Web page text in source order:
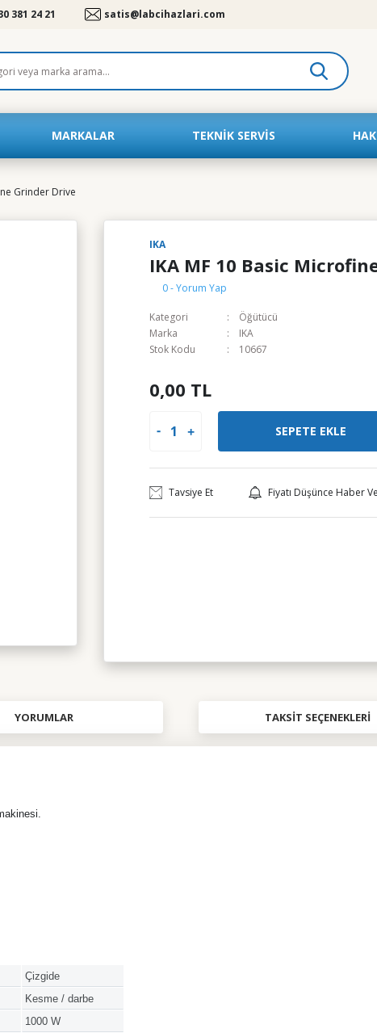
381 24 21 satis@labcihazlari.com
MARKALAR TEKNIK SERVIS
Grinder Drive
IKA
IKA MF 10 Basic
0 - Yorum Yap
Kategori
Öğütücü
Marka
IKA
Stok Kodu
10667
0,00 TL
SEPETE EKLE
Tavsiye Et Fiyatı Düşünce Haber
YORUMLAR TAKSIT SEÇENEKLERI
Çizgide
Kesme / darbe
1000 W